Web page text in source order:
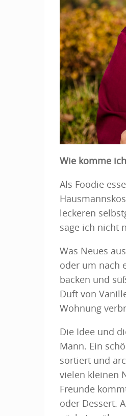
Wie komme
Als Foodie
leckeren
sage ich nicht
Was Neues
oder um nach
backen und
Duft von
Wohnung
Die Idee und
Mann. Ein
sortiert und
vielen kleinen
Freunde
oder Dessert.